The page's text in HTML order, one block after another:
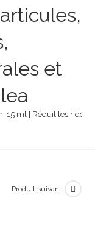
et
15 ml | Réduit les
Produit suivant